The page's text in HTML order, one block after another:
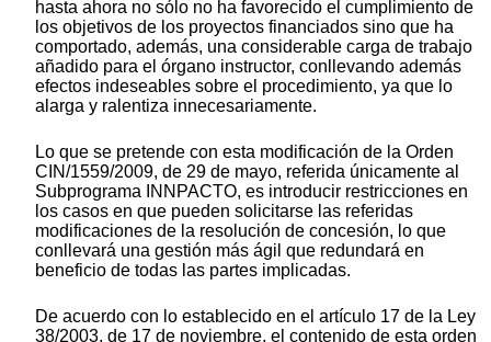
hasta ahora no sólo no ha favorecido el cumplimiento de
los objetivos de los proyectos financiados sino que ha
comportado, además, una considerable carga de trabajo
añadido para el órgano instructor, conllevando además
efectos indeseables sobre el procedimiento, ya que lo
alarga y ralentiza innecesariamente.
Lo que se pretende con esta modificación de la Orden
CIN/1559/2009, de 29 de mayo, referida únicamente al
Subprograma INNPACTO, es introducir restricciones en
los casos en que pueden solicitarse las referidas
modificaciones de la resolución de concesión, lo que
conllevará una gestión más ágil que redundará en
beneficio de todas las partes implicadas.
De acuerdo con lo establecido en el artículo 17 de la Ley
38/2003, de 17 de noviembre, el contenido de esta orden